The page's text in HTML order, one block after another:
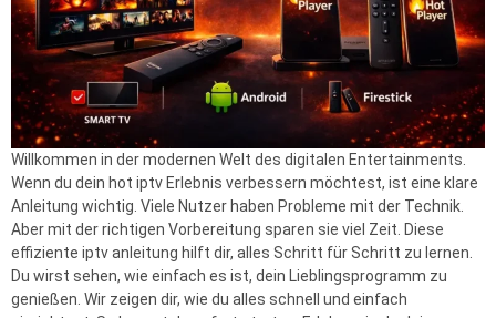
Willkommen in der modernen Welt des digitalen Entertainments.
Wenn du dein hot iptv Erlebnis verbessern möchtest, ist eine klare
Anleitung wichtig. Viele Nutzer haben Probleme mit der Technik.
Aber mit der richtigen Vorbereitung sparen sie viel Zeit. Diese
effiziente iptv anleitung hilft dir, alles Schritt für Schritt zu lernen.
Du wirst sehen, wie einfach es ist, dein Lieblingsprogramm zu
genießen. Wir zeigen dir, wie du alles schnell und einfach